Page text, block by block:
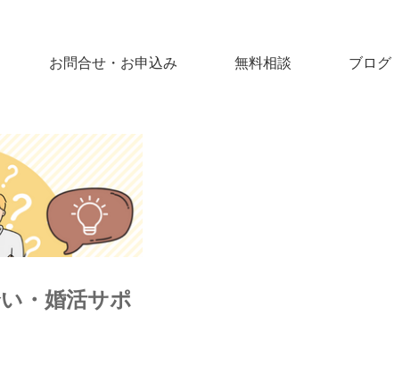
お問合せ・お申込み 無料相談 ブログ
・婚活サポ